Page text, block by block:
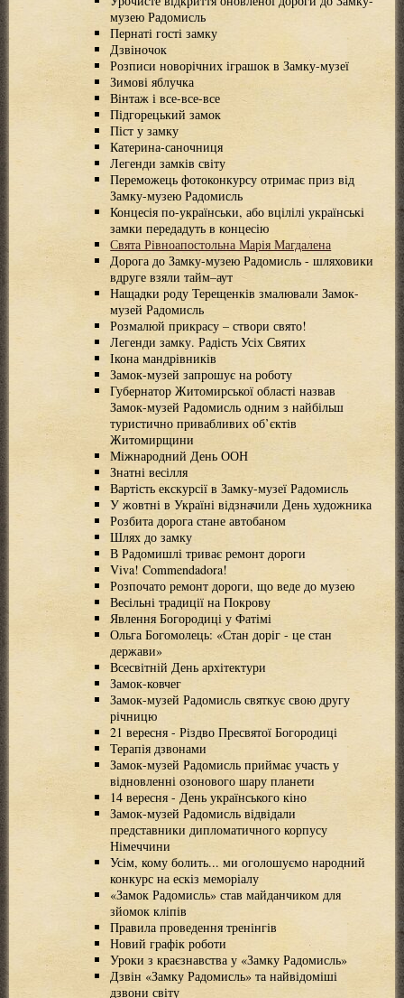
музею Радомисль
Пернаті гості замку
Дзвіночок
Розписи новорічних іграшок в Замку-музеї
Зимові яблучка
Вінтаж і все-все-все
Підгорецький замок
Піст у замку
Катерина-саночниця
Легенди замків світу
Переможець фотоконкурсу отримає приз від
Замку-музею Радомисль
Концесія по-українськи, або вцілілі українські
замки передадуть в концесію
Свята Рівноапостольна Марія Магдалена
Дорога до Замку-музею Радомисль - шляховики
вдруге взяли тайм–аут
Нащадки роду Терещенків змалювали Замок-
музей Радомисль
Розмалюй прикрасу – створи свято!
Легенди замку. Радість Усіх Святих
Ікона мандрівників
Замок-музей запрошує на роботу
Губернатор Житомирської області назвав
Замок-музей Радомисль одним з найбільш
туристично привабливих об’єктів
Житомирщини
Міжнародний День ООН
Знатні весілля
Вартість екскурсії в Замку-музеї Радомисль
У жовтні в Україні відзначили День художника
Розбита дорога стане автобаном
Шлях до замку
В Радомишлі триває ремонт дороги
Viva! Commendadora!
Розпочато ремонт дороги, що веде до музею
Весільні традиції на Покрову
Явлення Богородиці у Фатімі
Ольга Богомолець: «Стан доріг - це стан
держави»
Всесвітній День архітектури
Замок-ковчег
Замок-музей Радомисль святкує свою другу
річницю
21 вересня - Різдво Пресвятої Богородиці
Терапія дзвонами
Замок-музей Радомисль приймає участь у
відновленні озонового шару планети
14 вересня - День українського кіно
Замок-музей Радомисль відвідали
представники дипломатичного корпусу
Німеччини
Усім, кому болить... ми оголошуємо народний
конкурс на ескіз меморіалу
«Замок Радомисль» став майданчиком для
зйомок кліпів
Правила проведення тренінгів
Новий графік роботи
Уроки з краєзнавства у «Замку Радомисль»
Дзвін «Замку Радомисль» та найвідоміші
дзвони світу